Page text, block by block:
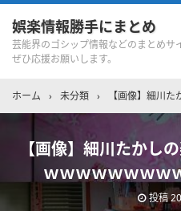
娯楽情報勝手にまとめ
芸能界のゴシップ情報などのまとめサ
ぜひ応援お願いします。
ホーム › 未分類 › 【画像】細川
【画像】細川たかし
ｗｗｗｗｗｗｗｗ
投稿